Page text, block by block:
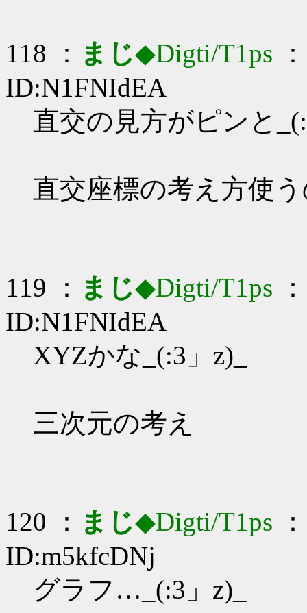
118 ： まじ◆Digti/T1ps
ID:N1FNIdEA
直交の見方がピンと
直交座標の考え方使
119 ： まじ◆Digti/T1ps
ID:N1FNIdEA
XYZかな_(:3」z)_
三次元の考え
120 ： まじ◆Digti/T1ps
ID:m5kfcDNj
グラフ…_(:3」z)_